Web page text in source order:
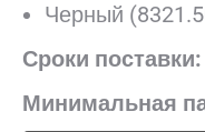
Черный
Сроки поставки:
Минимальная